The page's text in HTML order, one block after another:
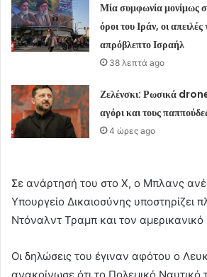
Μία συμφωνία μονίμως
όροι του Ιράν, οι
απρόβλεπτο Ισραήλ
38 λεπτά ago
Ζελένσκι: Ρωσικά
αγόρι και τους
4 ώρες ago
Σε ανάρτησή του στο X, ο Μπλανς
Υπουργείο Δικαιοσύνης υποστηρίζει
Ντόναλντ Τραμπ και τον αμερικανικό
Οι δηλώσεις του έγιναν αφότου ο